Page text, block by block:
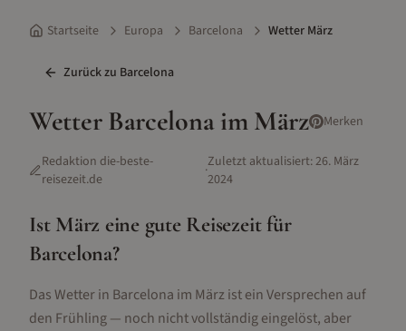
Startseite Europa Barcelona Wetter März
Zurück zu Barcelona
WetterBarcelonaimMärz Merken
Redaktion die-beste-
reisezeit.de
·Zuletzt aktualisiert:26. März
2024
Ist März eine gute Reisezeit für
Barcelona?
Das Wetter in Barcelona im März ist ein Versprechen auf
den Frühling — noch nicht vollständig eingelöst, aber